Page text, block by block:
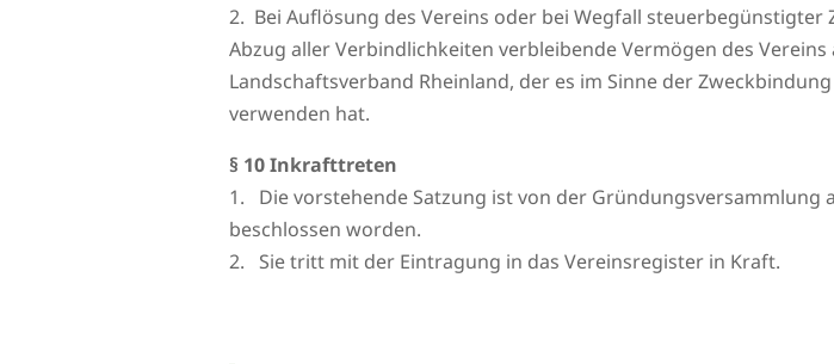
2. Bei Auflösung des Vereins oder bei Wegfall steuerbegünstigter
Abzug aller Verbindlichkeiten verbleibende Vermögen des Vereins
Landschaftsverband Rheinland, der es im Sinne der
verwenden hat.
§ 10 Inkrafttreten
1. Die vorstehende Satzung ist von der Gründungsversammlung
beschlossen worden.
2. Sie tritt mit der Eintragung in das Vereinsregister in Kraft.